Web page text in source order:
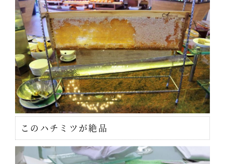
このハチミツが絶品